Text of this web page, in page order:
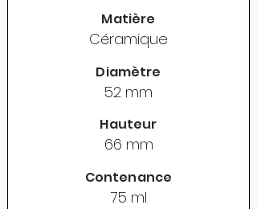
Matière
Céramique
Diamètre
52 mm
Hauteur
66 mm
Contenance
75 ml